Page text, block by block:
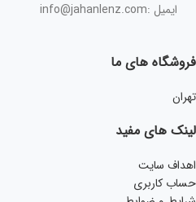
ایمیل :info@jahanlenz.com
فروشگاه های ما
تهران
لینک های مفید
اهداف سایت
حساب کاربری